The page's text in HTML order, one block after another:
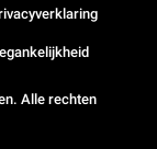
Alle rechten